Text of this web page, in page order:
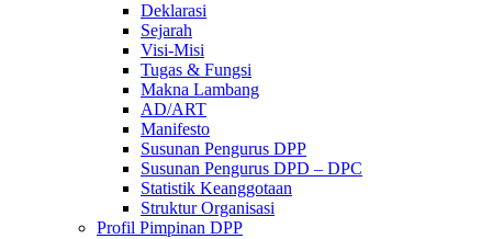
Deklarasi
Sejarah
Visi-Misi
Tugas & Fungsi
Makna Lambang
AD/ART
Manifesto
Susunan Pengurus DPP
Susunan Pengurus DPD – DPC​
Statistik Keanggotaan
Struktur Organisasi
Profil Pimpinan DPP